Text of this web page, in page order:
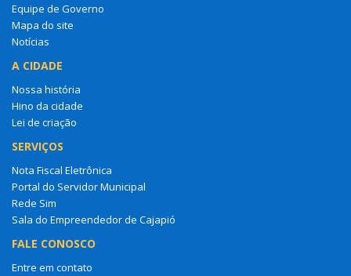
Equipe de Governo
Mapa do site
Notícias
A CIDADE
Nossa história
Hino da cidade
Lei de criação
SERVIÇOS
Nota Fiscal Eletrônica
Portal do Servidor Municipal
Rede Sim
Sala do Empreendedor de Cajapió
FALE CONOSCO
Entre em contato